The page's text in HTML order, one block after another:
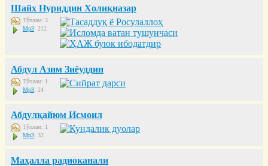
Шайх Нуриддин Холиқназар
Тўплам: 3
Mp3: 212
Абдул Азим Зиёуддин
Тўплам: 1
Mp3: 24
Абдулқайюм Исмоил
Тўплам: 1
Mp3: 32
Маҳалла радиоканали